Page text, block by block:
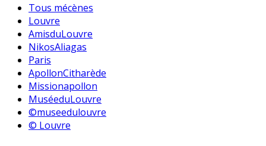
Tous mécènes
Louvre
AmisduLouvre
NikosAliagas
Paris
ApollonCitharède
Missionapollon
MuséeduLouvre
©museedulouvre
© Louvre